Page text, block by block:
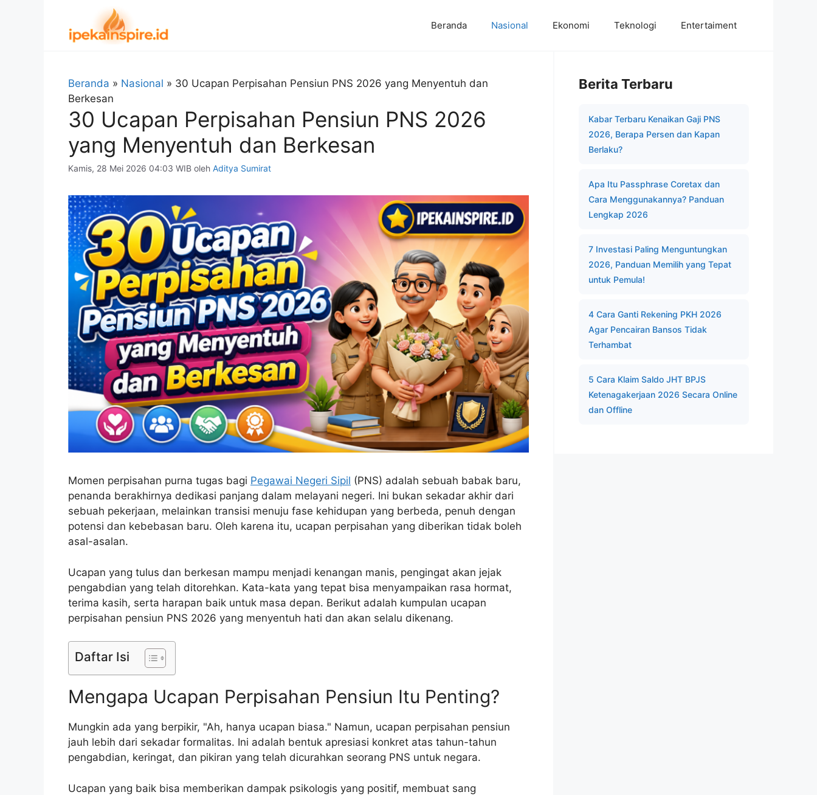
Beranda Nasional Ekonomi Teknologi Entertaiment
Beranda » Nasional » 30 Ucapan Perpisahan Pensiun PNS 2026 yang Menyentuh dan
Berkesan
30 Ucapan Perpisahan Pensiun PNS 2026
yang Menyentuh dan Berkesan
Kamis, 28 Mei 2026 04:03 WIB oleh Aditya Sumirat
Momen perpisahan purna tugas bagi Pegawai Negeri Sipil (PNS) adalah sebuah babak baru,
penanda berakhirnya dedikasi panjang dalam melayani negeri. Ini bukan sekadar akhir dari
sebuah pekerjaan, melainkan transisi menuju fase kehidupan yang berbeda, penuh dengan
potensi dan kebebasan baru. Oleh karena itu, ucapan perpisahan yang diberikan tidak boleh
asal-asalan.
Ucapan yang tulus dan berkesan mampu menjadi kenangan manis, pengingat akan jejak
pengabdian yang telah ditorehkan. Kata-kata yang tepat bisa menyampaikan rasa hormat,
terima kasih, serta harapan baik untuk masa depan. Berikut adalah kumpulan ucapan
perpisahan pensiun PNS 2026 yang menyentuh hati dan akan selalu dikenang.
Daftar Isi
Mengapa Ucapan Perpisahan Pensiun Itu Penting?
Mungkin ada yang berpikir, "Ah, hanya ucapan biasa." Namun, ucapan perpisahan pensiun
jauh lebih dari sekadar formalitas. Ini adalah bentuk apresiasi konkret atas tahun-tahun
pengabdian, keringat, dan pikiran yang telah dicurahkan seorang PNS untuk negara.
Ucapan yang baik bisa memberikan dampak psikologis yang positif, membuat sang
Berita Terbaru
Kabar Terbaru Kenaikan Gaji PNS
2026, Berapa Persen dan Kapan
Berlaku?
Apa Itu Passphrase Coretax dan
Cara Menggunakannya? Panduan
Lengkap 2026
7 Investasi Paling Menguntungkan
2026, Panduan Memilih yang Tepat
untuk Pemula!
4 Cara Ganti Rekening PKH 2026
Agar Pencairan Bansos Tidak
Terhambat
5 Cara Klaim Saldo JHT BPJS
Ketenagakerjaan 2026 Secara Online
dan Offline